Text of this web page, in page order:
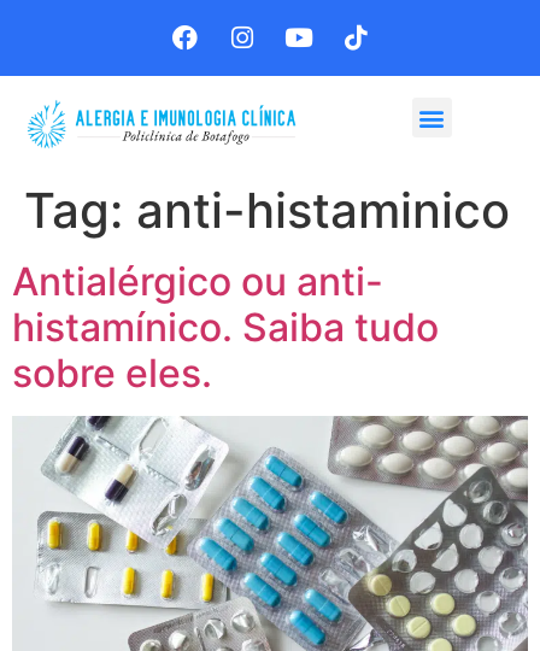
Tag: anti-histaminico
Antialérgico ou anti-
histamínico. Saiba tudo
sobre eles.